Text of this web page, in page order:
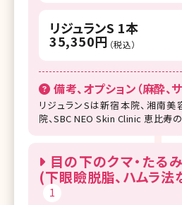
リジュランS 1本
35,350円 （税込）
備考、オプション（麻酔、
リジュランSは新宿本院、湘南
院、SBC NEO Skin Clinic 恵比寿
目の下のクマ・たる
(下眼瞼脱脂、ハムラ法
1